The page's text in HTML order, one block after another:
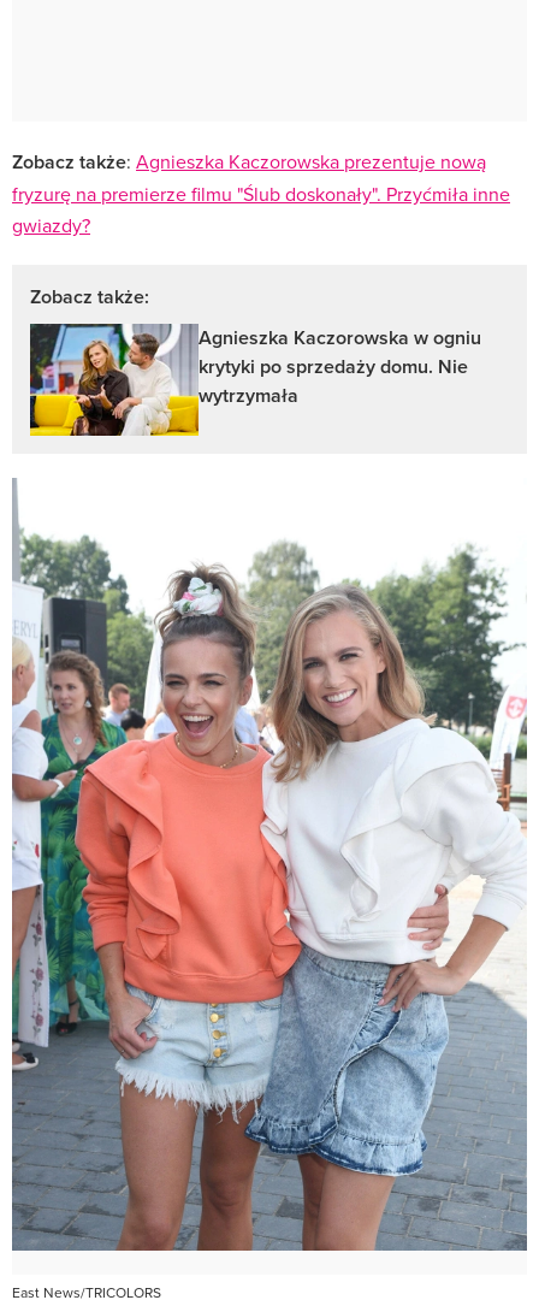
Zobacz także: Agnieszka Kaczorowska prezentuje nową
fryzurę na premierze filmu "Ślub doskonały". Przyćmiła inne
gwiazdy?
Zobacz także:
Agnieszka Kaczorowska w ogniu
krytyki po sprzedaży domu. Nie
wytrzymała
East News/TRICOLORS